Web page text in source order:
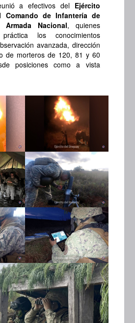
a efectivos del Ejército
Comando de Infantería de
Nacional, quienes
los conocimientos
avanzada, dirección
de morteros de 120, 81 y 60
posiciones como a vista